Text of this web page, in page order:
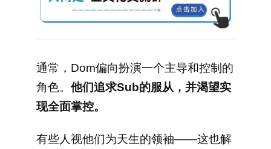
通常，Dom偏向扮演一个主导和控制的
角色。 他们追求Sub的服从，并渴望实
现全面掌控。
有些人视他们为天生的领袖——这也解